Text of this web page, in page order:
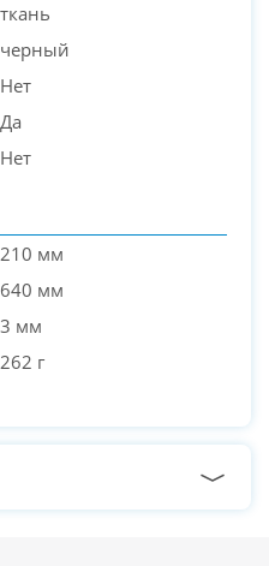
— Яндекс Карты
ткань
черный
Нет
Да
Нет
210 мм
640 мм
3 мм
262 г